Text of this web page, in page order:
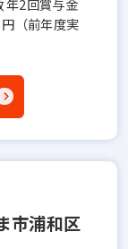
年2回賞与金
（前年度実
市浦和区